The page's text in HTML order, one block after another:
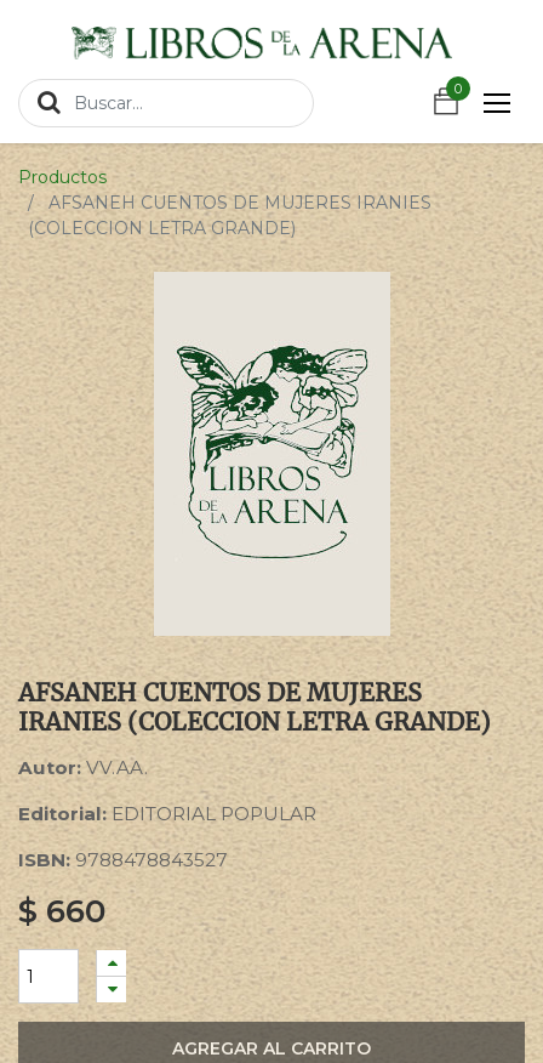
0
0
Productos
AFSANEH CUENTOS DE MUJERES IRANIES
(COLECCION LETRA GRANDE)
AFSANEH CUENTOS DE MUJERES
IRANIES (COLECCION LETRA GRANDE)
Autor: VV.AA.
Editorial: EDITORIAL POPULAR
ISBN: 9788478843527
$660
AGREGAR AL CARRITO